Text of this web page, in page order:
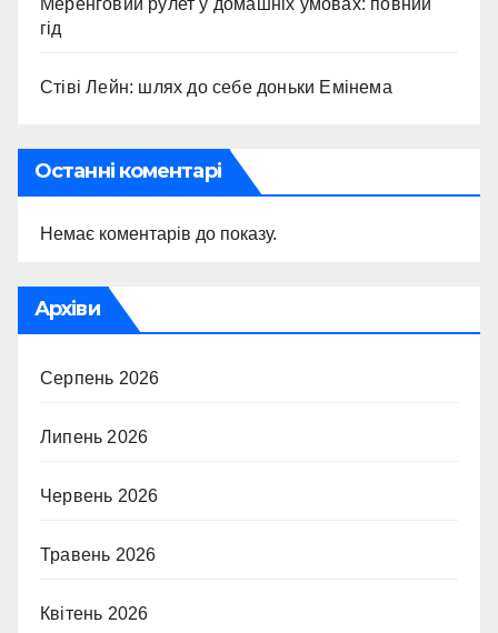
гід
Стіві Лейн: шлях до себе доньки Емінема
Останні коментарі
Немає коментарів до показу.
Архіви
Серпень 2026
Липень 2026
Червень 2026
Травень 2026
Квітень 2026